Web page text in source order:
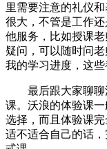
里需要注意的礼仪和
很大，不管是工作
他服务，比如授课
疑问，可以随时问
我的学习进度，这些
最后跟大家聊
课。沃浪的体验课
选择，而且体验课
适不适合自己的话